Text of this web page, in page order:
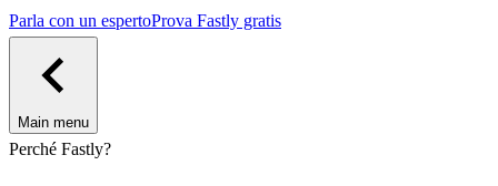
Parla con un espertoProva Fastly gratis
Main menu
Perché Fastly?